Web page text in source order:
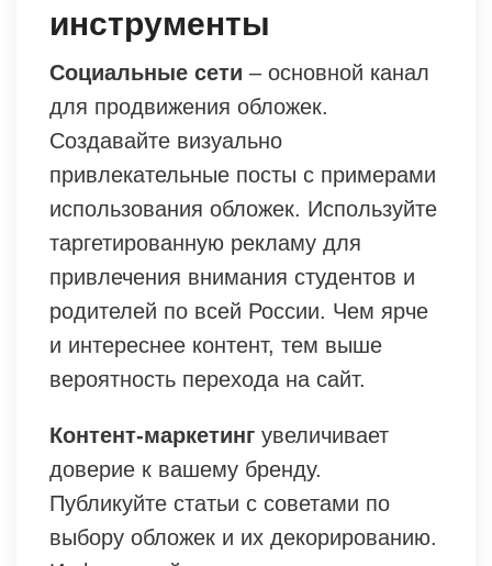
инструменты
Социальные сети – основной канал
для продвижения обложек.
Создавайте визуально
привлекательные посты с примерами
использования обложек. Используйте
таргетированную рекламу для
привлечения внимания студентов и
родителей по всей России. Чем ярче
и интереснее контент, тем выше
вероятность перехода на сайт.
Контент-маркетинг увеличивает
доверие к вашему бренду.
Публикуйте статьи с советами по
выбору обложек и их декорированию.